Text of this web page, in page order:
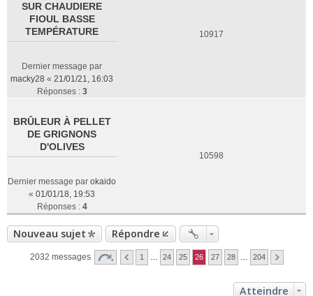
SUR CHAUDIERE
FIOUL BASSE
TEMPÉRATURE
Dernier message par
macky28 « 21/01/21, 16:03
Réponses : 3
10917
BRÛLEUR À PELLET
DE GRIGNONS
D'OLIVES
Dernier message par okaido
« 01/01/18, 19:53
Réponses : 4
10598
Nouveau sujet Répondre
2032 messages 1 24 25 26 27 28 204
Atteindre